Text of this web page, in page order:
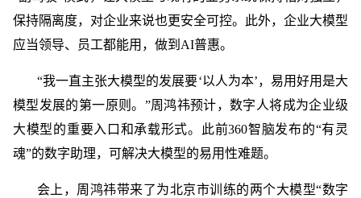
保持隔离度，对企业来说也更安全可控。此外，企业大模型
应当领导、员工都能用，做到AI普惠。
“我一直主张大模型的发展要‘以人为本’，易用好用是大
模型发展的第一原则。”周鸿祎预计，数字人将成为企业级
大模型的重要入口和承载形式。此前360智脑发布的“有灵
魂”的数字助理，可解决大模型的易用性难题。
会上，周鸿祎带来了为北京市训练的两个大模型“数字